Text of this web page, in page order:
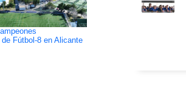
Fútbol-8 en Alicante